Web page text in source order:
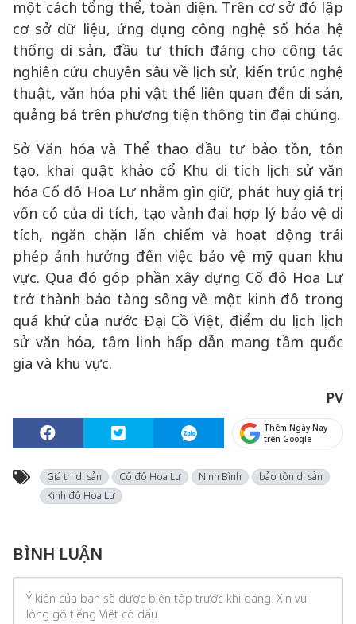
một cách tổng thể, toàn diện. Trên cơ sở đó lập
cơ sở dữ liệu, ứng dụng công nghệ số hóa hệ
thống di sản, đầu tư thích đáng cho công tác
nghiên cứu chuyên sâu về lịch sử, kiến trúc nghệ
thuật, văn hóa phi vật thể liên quan đến di sản,
quảng bá trên phương tiện thông tin đại chúng.
Sở Văn hóa và Thể thao đầu tư bảo tồn, tôn
tạo, khai quật khảo cổ Khu di tích lịch sử văn
hóa Cố đô Hoa Lư nhằm gìn giữ, phát huy giá trị
vốn có của di tích, tạo vành đai hợp lý bảo vệ di
tích, ngăn chặn lấn chiếm và hoạt động trái
phép ảnh hưởng đến việc bảo vệ mỹ quan khu
vực. Qua đó góp phần xây dựng Cố đô Hoa Lư
trở thành bảo tàng sống về một kinh đô trong
quá khứ của nước Đại Cồ Việt, điểm du lịch lịch
sử văn hóa, tâm linh hấp dẫn mang tầm quốc
gia và khu vực.
PV
Thêm Ngày Nay
trên Google
Giá trị di sản Cố đô Hoa Lư Ninh Bình
bảo tồn di sản
Kinh đô Hoa Lư
BÌNH LUẬN